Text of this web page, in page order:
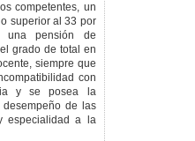
competentes, un
superior al 33 por
una pensión de
grado de total en
siempre que
con
y se posea la
de las
especialidad a la